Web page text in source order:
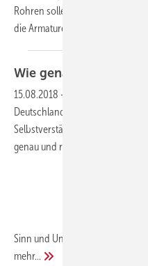
Rohren sollen durch kleine
die Armaturen überhaupt für
Wie genau darf es
15.08.2018 -
Deutschland oft eine Frage nach
Selbstverständlich macht man in
genau und rechnet bis auf zwei
Sinn und Unsinn solcher
mehr...